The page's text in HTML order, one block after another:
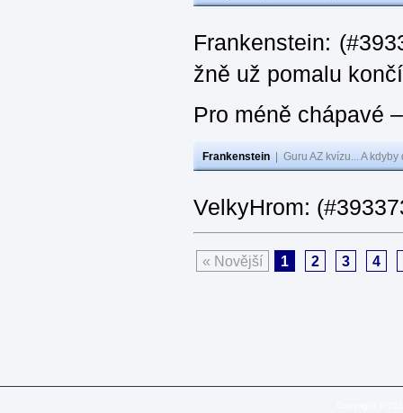
Frankenstein:
žně už pomalu
Pro méně chápavé
Frankenstein Guru AZ kvízu... A
VelkyHrom:
« Novější 1 2 3 4